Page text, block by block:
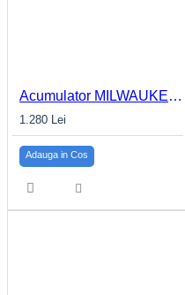
Acumulator MILWAUKEE 5.5Ah M18™ HIGH OUTPUT™ M18 HB5.5
1.280 Lei
Adauga in Cos